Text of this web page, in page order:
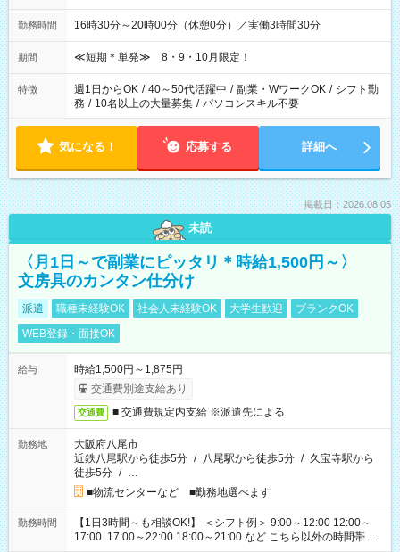
勤務時間 16時30分～20時00分（休憩0分）／実働3時間30分
期間 ≪短期＊単発≫ 8・9・10月限定！
特徴 週1日からOK / 40～50代活躍中 / 副業・WワークOK / シフト勤
務 / 10名以上の大量募集 / パソコンスキル不要
気になる！ 応募する 詳細へ
掲載日：2026.08.05
未読
〈月1日～で副業にピッタリ＊時給1,500円～〉
文房具のカンタン仕分け
派遣 職種未経験OK 社会人未経験OK 大学生歓迎
ブランクOK
WEB登録・面接OK
給与
時給1,500円～1,875円
交通費別途支給あり
交通費 ■ 交通費規定内支給 ※派遣先による
勤務地
大阪府八尾市
近鉄八尾駅から徒歩5分 / 八尾駅から徒歩5分 / 久宝寺駅から
徒歩5分 / …
■物流センターなど ■勤務地選べます
勤務時間
【1日3時間～も相談OK!】 ＜シフト例＞ 9:00～12:00 12:00～
17:00 17:00～22:00 18:00～21:00 など こちら以外の時間帯も